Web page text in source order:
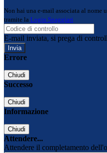
Non hai una e-mail associata al nome
tramite la Login Spaggiari
E-mail inviata, si prega di
Errore
Chiudi
Successo
Chiudi
Informazione
Chiudi
Attendere...
Attendere il completamento